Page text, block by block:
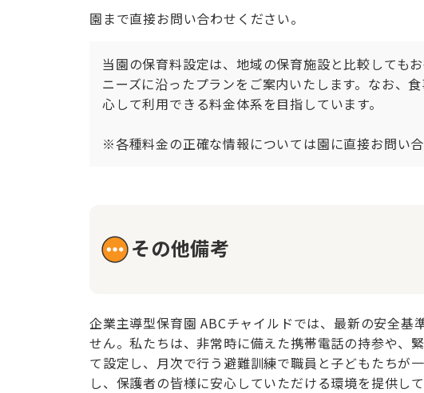
園まで直接お問い合わせください。
当園の保育料設定は、地域の保育施設と比較しても
ニーズに沿ったプランをご案内いたします。なお、
心して利用できる料金体系を目指しています。
※各種料金の正確な情報については園に直接お問い
その他備考
企業主導型保育園 ABCチャイルドでは、最新の安全
せん。私たちは、非常時に備えた携帯電話の持参や、
て設定し、月次で行う避難訓練で職員と子どもたちが
し、保護者の皆様に安心していただける環境を提供して